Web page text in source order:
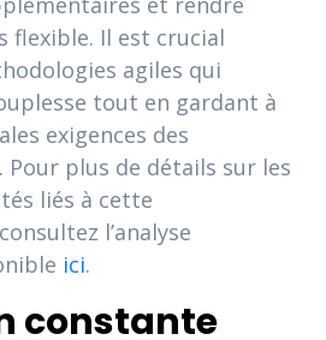
flexible. Il est crucial
agiles qui
tout en gardant à
exigences des
plus de détails sur les
liés à cette
l’analyse
ici.
constante